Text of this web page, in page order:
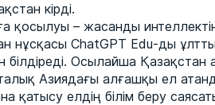
кірді.
қосылуы – жасанды
нұсқасы ChatGPT Edu-ды
білдіреді. Осылайша
Азиядағы алғашқы ел
қатысу елдің білім беру